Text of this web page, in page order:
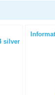
silver